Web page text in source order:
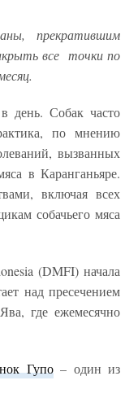
прекратившим
все точки по
день. Собак часто
по мнению
вызванных
в Каранганьяре.
включая всех
собачьего мяса
(DMFI) начала
над пресечением
где ежемесячно
Гупо– один из